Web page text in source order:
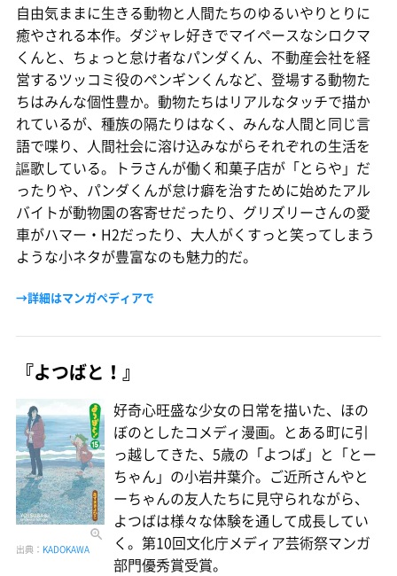
自由気ままに生きる動物と人間たちのゆるいやりとりに
癒やされる本作。ダジャレ好きでマイペースなシロクマ
くんと、ちょっと怠け者なパンダくん、不動産会社を経
営するツッコミ役のペンギンくんなど、登場する動物た
ちはみんな個性豊か。動物たちはリアルなタッチで描か
れているが、種族の隔たりはなく、みんな人間と同じ言
語で喋り、人間社会に溶け込みながらそれぞれの生活を
謳歌している。トラさんが働く和菓子店が「とらや」だ
ったりや、パンダくんが怠け癖を治すために始めたアル
バイトが動物園の客寄せだったり、グリズリーさんの愛
車がハマー・H2だったり、大人がくすっと笑ってしまう
ような小ネタが豊富なのも魅力的だ。
→詳細はマンガペディアで
『よつばと！』
出典： KADOKAWA
好奇心旺盛な少女の日常を描いた、ほの
ぼのとしたコメディ漫画。とある町に引
っ越してきた、5歳の「よつば」と「とー
ちゃん」の小岩井葉介。ご近所さんやと
ーちゃんの友人たちに見守られながら、
よつばは様々な体験を通して成長してい
く。第10回文化庁メディア芸術祭マンガ
部門優秀賞受賞。